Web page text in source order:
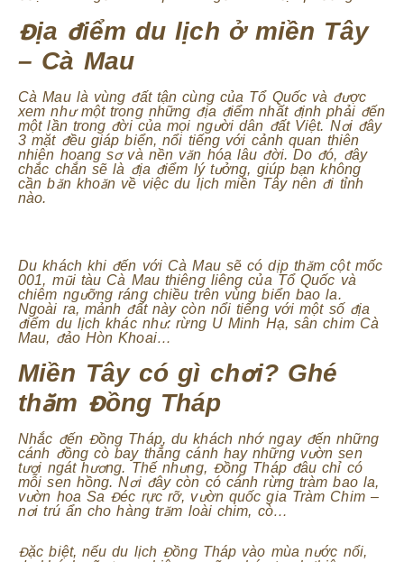
Địa điểm du lịch ở miền Tây
– Cà Mau
Cà Mau là vùng đất tận cùng của Tổ Quốc và được
xem như một trong những địa điểm nhất định phải đến
một lần trong đời của mọi người dân đất Việt. Nơi đây
3 mặt đều giáp biển, nổi tiếng với cảnh quan thiên
nhiên hoang sơ và nền văn hóa lâu đời. Do đó, đây
chắc chắn sẽ là địa điểm lý tưởng, giúp bạn không
cần băn khoăn về việc du lịch miền Tây nên đi tỉnh
nào.
Du khách khi đến với Cà Mau sẽ có dịp thăm cột mốc
001, mũi tàu Cà Mau thiêng liêng của Tổ Quốc và
chiêm ngưỡng ráng chiều trên vùng biển bao la.
Ngoài ra, mảnh đất này còn nổi tiếng với một số địa
điểm du lịch khác như: rừng U Minh Hạ, sân chim Cà
Mau, đảo Hòn Khoai…
Miền Tây có gì chơi? Ghé
thăm Đồng Tháp
Nhắc đến Đồng Tháp, du khách nhớ ngay đến những
cánh đồng cò bay thẳng cánh hay những vườn sen
tươi ngát hương. Thế nhưng, Đồng Tháp đâu chỉ có
mỗi sen hồng. Nơi đây còn có cánh rừng tràm bao la,
vườn hoa Sa Đéc rực rỡ, vườn quốc gia Tràm Chim –
nơi trú ẩn cho hàng trăm loài chim, cò…
Đặc biệt, nếu du lịch Đồng Tháp vào mùa nước nổi,